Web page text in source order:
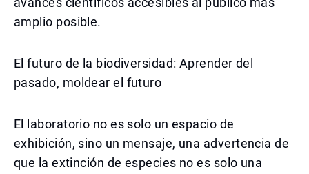
amplio posible.
El futuro de la biodiversidad: Aprender del
pasado, moldear el futuro
El laboratorio no es solo un espacio de
exhibición, sino un mensaje, una advertencia de
que la extinción de especies no es solo una